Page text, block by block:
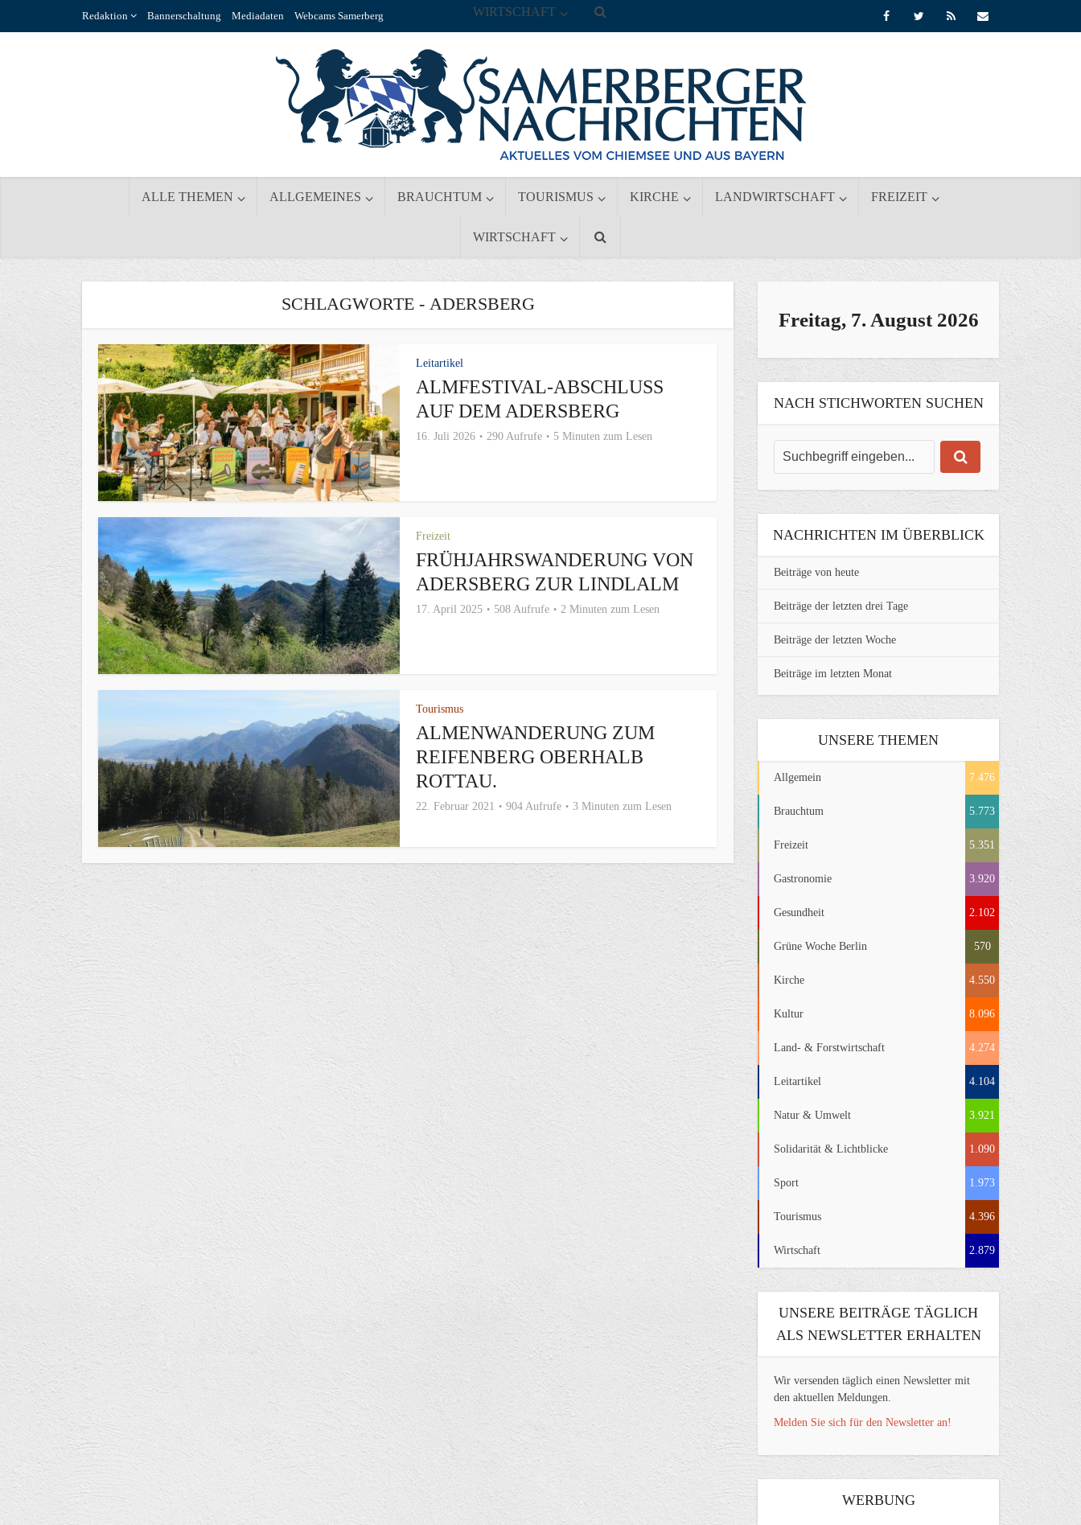
Redaktion Bannerschaltung Mediadaten Webcams Samerberg
ALLE THEMEN ALLGEMEINES BRAUCHTUM TOURISMUS KIRCHE LANDWIRTSCHAFT FREIZEIT
WIRTSCHAFT
WIRTSCHAFT
SCHLAGWORTE - ADERSBERG
Leitartikel
ALMFESTIVAL-ABSCHLUSS
AUF DEM ADERSBERG
16. Juli 2026 290 Aufrufe 5 Minuten zum Lesen
Freizeit
FRÜHJAHRSWANDERUNG VON
ADERSBERG ZUR LINDLALM
17. April 2025 508 Aufrufe 2 Minuten zum Lesen
Tourismus
ALMENWANDERUNG ZUM
REIFENBERG OBERHALB
ROTTAU.
22. Februar 2021 904 Aufrufe 3 Minuten zum Lesen
Freitag, 7. August 2026
NACH STICHWORTEN SUCHEN
NACHRICHTEN IM ÜBERBLICK
Beiträge von heute
Beiträge der letzten drei Tage
Beiträge der letzten Woche
Beiträge im letzten Monat
UNSERE THEMEN
Allgemein 7.476
Brauchtum 5.773
Freizeit 5.351
Gastronomie 3.920
Gesundheit 2.102
Grüne Woche Berlin 570
Kirche 4.550
Kultur 8.096
Land- & Forstwirtschaft 4.274
Leitartikel 4.104
Natur & Umwelt 3.921
Solidarität & Lichtblicke 1.090
Sport 1.973
Tourismus 4.396
Wirtschaft 2.879
UNSERE BEITRÄGE TÄGLICH
ALS NEWSLETTER ERHALTEN
Wir versenden täglich einen Newsletter mit
den aktuellen Meldungen.
Melden Sie sich für den Newsletter an!
WERBUNG